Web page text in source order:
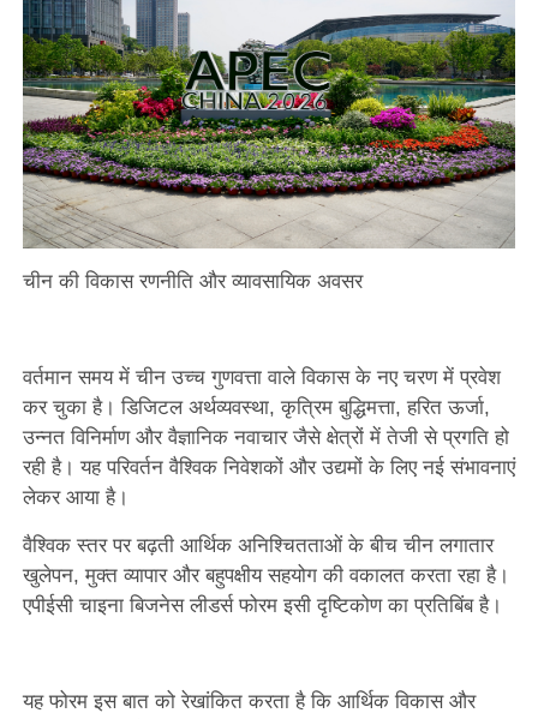
चीन की विकास रणनीति और व्यावसायिक अवसर
वर्तमान समय में चीन उच्च गुणवत्ता वाले विकास के नए चरण में प्रवेश
कर चुका है। डिजिटल अर्थव्यवस्था, कृत्रिम बुद्धिमत्ता, हरित ऊर्जा,
उन्नत विनिर्माण और वैज्ञानिक नवाचार जैसे क्षेत्रों में तेजी से प्रगति हो
रही है। यह परिवर्तन वैश्विक निवेशकों और उद्यमों के लिए नई संभावनाएं
लेकर आया है।
वैश्विक स्तर पर बढ़ती आर्थिक अनिश्चितताओं के बीच चीन लगातार
खुलेपन, मुक्त व्यापार और बहुपक्षीय सहयोग की वकालत करता रहा है।
एपीईसी चाइना बिजनेस लीडर्स फोरम इसी दृष्टिकोण का प्रतिबिंब है।
यह फोरम इस बात को रेखांकित करता है कि आर्थिक विकास और